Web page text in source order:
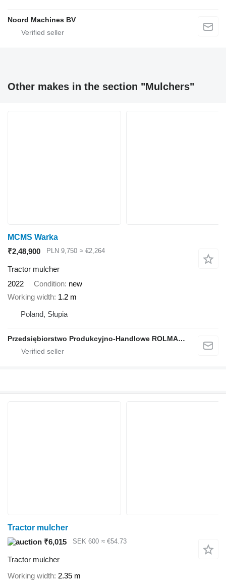
Noord Machines BV
Other makes in the section "Mulchers"
MCMS Warka
₹2,48,900
PLN 9,750 ≈ €2,264
Tractor mulcher
2022
Condition new
Working width 1.2 m
Poland, Słupia
Przedsiębiorstwo Produkcyjno-Handlowe ROLMAPOL Marcin Dziekan
Tractor mulcher
₹6,015
SEK 600 ≈ €54.73
Tractor mulcher
Working width 2.35 m